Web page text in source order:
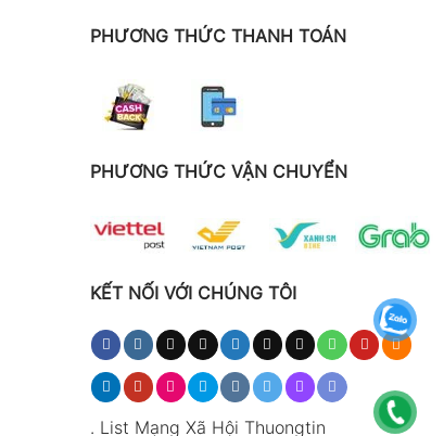
PHƯƠNG THỨC THANH TOÁN
PHƯƠNG THỨC VẬN CHUYỂN
KẾT NỐI VỚI CHÚNG TÔI
. List Mạng Xã Hội Thuongtin